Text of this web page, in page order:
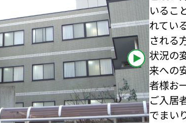
いるこ
れてい
される
状況の
来への
者様お
ご入居
でまい